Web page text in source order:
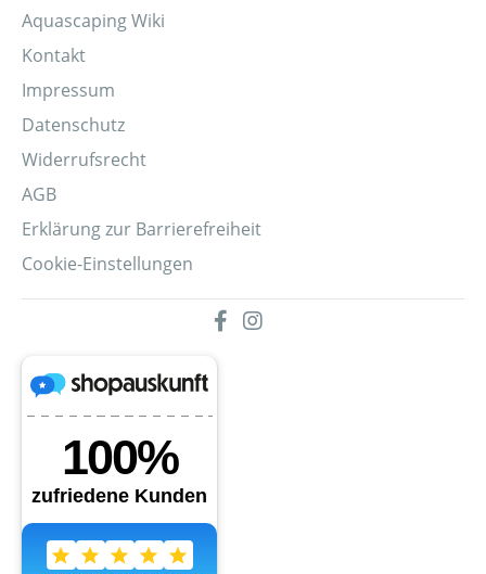
Aquascaping Wiki
Kontakt
Impressum
Datenschutz
Widerrufsrecht
AGB
Erklärung zur Barrierefreiheit
Cookie-Einstellungen